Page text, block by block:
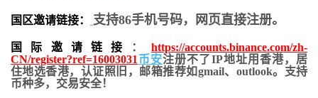
国区邀请链接： 支持86手机号码，网页直接注册。
国际邀请链接 ：https://accounts.binance.com/zh-
CN/register?ref=16003031 币安注册不了IP地址用香港，居
住地选香港，认证照旧， 邮箱推荐如gmail、outlook。支持
币种多，交易安全！